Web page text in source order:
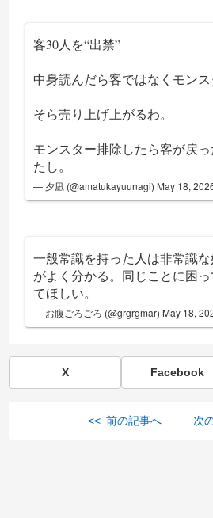
客30人を“出禁”
中身読んだら客ではなくモンス
そら売り上げ上がるわ。
モンスター排除したら客が戻
たし。
— 夕凪 (@amatukayuunagi) May 18,
一般常識を持った人は非常識
がよく分かる。同じことに困
てほしい。
— お腹ごろごろ (@grgrgmar) May 18,
X Facebook
<< 前の記事へ 次